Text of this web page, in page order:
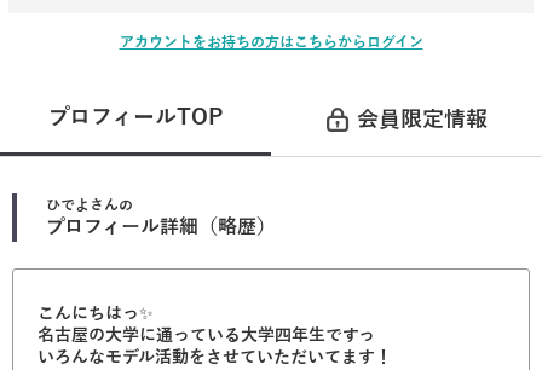
アカウントをお持ちの方はこちらからログイン
プロフィールTOP 会員限定情報
ひでよ さんの
プロフィール詳細（略歴）
こんにちはっ✨
名古屋の大学に通っている大学四年生ですっ
いろんなモデル活動をさせていただいてます！